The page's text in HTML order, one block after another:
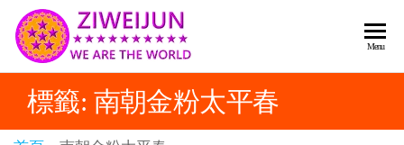
紫薇
聖人
《推
亞
救
Menu
標籤: 南朝金粉太平春